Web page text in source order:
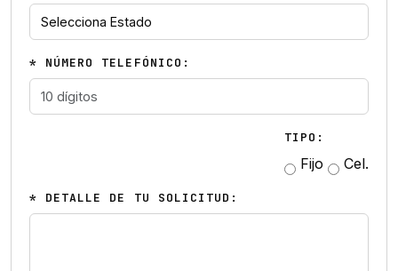
* NÚMERO TELEFÓNICO:
TIPO:
Fijo Cel.
* DETALLE DE TU SOLICITUD: